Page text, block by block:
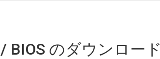
BIOS のダウンロード